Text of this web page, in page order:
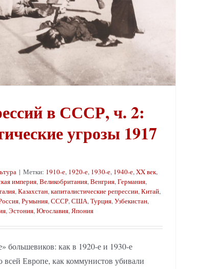
в СССР, ч. 2:
угрозы 1917
| Метки: 1910-е, 1920-е, 1930-е, 1940-е,XX век,
империя,Великобритания,Венгрия,Германия,
,Казахстан,капиталистические репрессии,Китай,
,Румыния,СССР,США,Турция,Узбекистан,
,Эстония,Югославия,Япония
большевиков: как в 1920-е и 1930-е
Европе, как коммунистов убивали